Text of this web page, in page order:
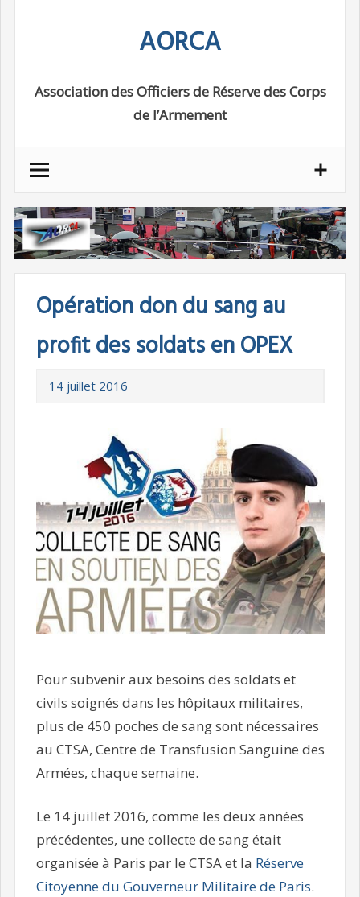
AORCA
Association des Officiers de Réserve des Corps
de l’Armement
Opération don du sang au
profit des soldats en OPEX
14 juillet 2016
Pour subvenir aux besoins des soldats et
civils soignés dans les hôpitaux militaires,
plus de 450 poches de sang sont nécessaires
au CTSA, Centre de Transfusion Sanguine des
Armées, chaque semaine.
Le 14 juillet 2016, comme les deux années
précédentes, une collecte de sang était
organisée à Paris par le CTSA et la Réserve
Citoyenne du Gouverneur Militaire de Paris.